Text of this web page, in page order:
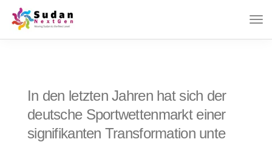
In den letzten Jahren hat sich der
deutsche Sportwettenmarkt einer
signifikanten Transformation unte